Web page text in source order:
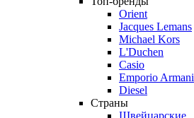
Orient
Jacques Lemans
Michael Kors
L'Duchen
Casio
Emporio Armani
Diesel
Страны
Швейцарские